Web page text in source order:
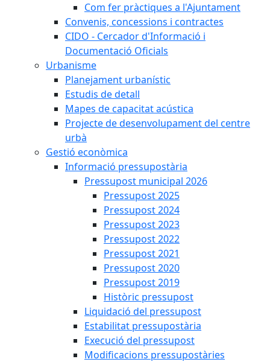
Com fer pràctiques a l'Ajuntament
Convenis, concessions i contractes
CIDO - Cercador d'Informació i
Documentació Oficials
Urbanisme
Planejament urbanístic
Estudis de detall
Mapes de capacitat acústica
Projecte de desenvolupament del centre
urbà
Gestió econòmica
Informació pressupostària
Pressupost municipal 2026
Pressupost 2025
Pressupost 2024
Pressupost 2023
Pressupost 2022
Pressupost 2021
Pressupost 2020
Pressupost 2019
Històric pressupost
Liquidació del pressupost
Estabilitat pressupostària
Execució del pressupost
Modificacions pressupostàries